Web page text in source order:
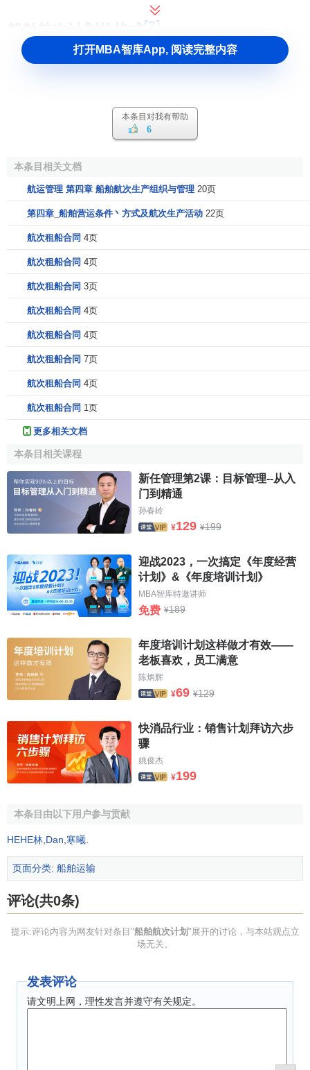
[2]
航次计划的格式，各航运企业和不同的船舶类型略有不
航次计划必须在航次开始前按规定的时间下达到船舶。
如果船舶不在本企业
计划-下达给船舶。船长在接到航次计划以后，应组织船员讨
后，船长应按规定填写“航次总结报告，，送交或寄交计划统
计部门。若船舶在外港结束航次，船长应按规定格式向调度
室拍发电报，报告航次结束。
参考文献
01月第1版
↑2.0 2.1 2.2赵刚.国际航运管理.大连海事大学出版
社,2006年01月第1版
打开MBA智库App, 阅读完整内容
本条目对我有帮助
6
本条目相关文档
航运管理 第四章 船舶航次生产组织与管理 20页
第四章_船舶营运条件丶方式及航次生产活动 22页
航次租船合同 4页
航次租船合同 4页
航次租船合同 3页
航次租船合同 4页
航次租船合同 4页
航次租船合同 7页
航次租船合同 4页
航次租船合同 1页
更多相关文档
本条目相关课程
新任管理第2课：目标管理--从入
门到精通
孙春岭
¥129 ¥199
迎战2023，一次搞定《年度经营
计划》&《年度培训计划》
MBA智库特邀讲师
免费 ¥189
年度培训计划这样做才有效——
老板喜欢，员工满意
陈炳辉
¥69 ¥129
快消品行业：销售计划拜访六步
骤
姚俊杰
¥199
本条目由以下用户参与贡献
HEHE林 Dan 寒曦
页面分类: 船舶运输
评论(共0条)
提示:评论内容为网友针对条目"船舶航次计划 "展开的讨论，与本站观点立
场无关。
发表评论
请文明上网，理性发言并遵守有关规定。